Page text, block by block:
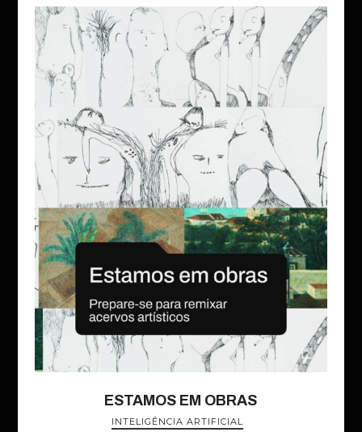
ESTAMOS EM OBRAS
INTELIGÊNCIA ARTIFICIAL